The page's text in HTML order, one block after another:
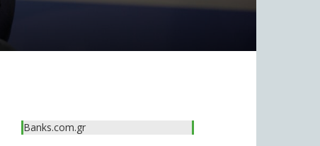
Banks.com.gr